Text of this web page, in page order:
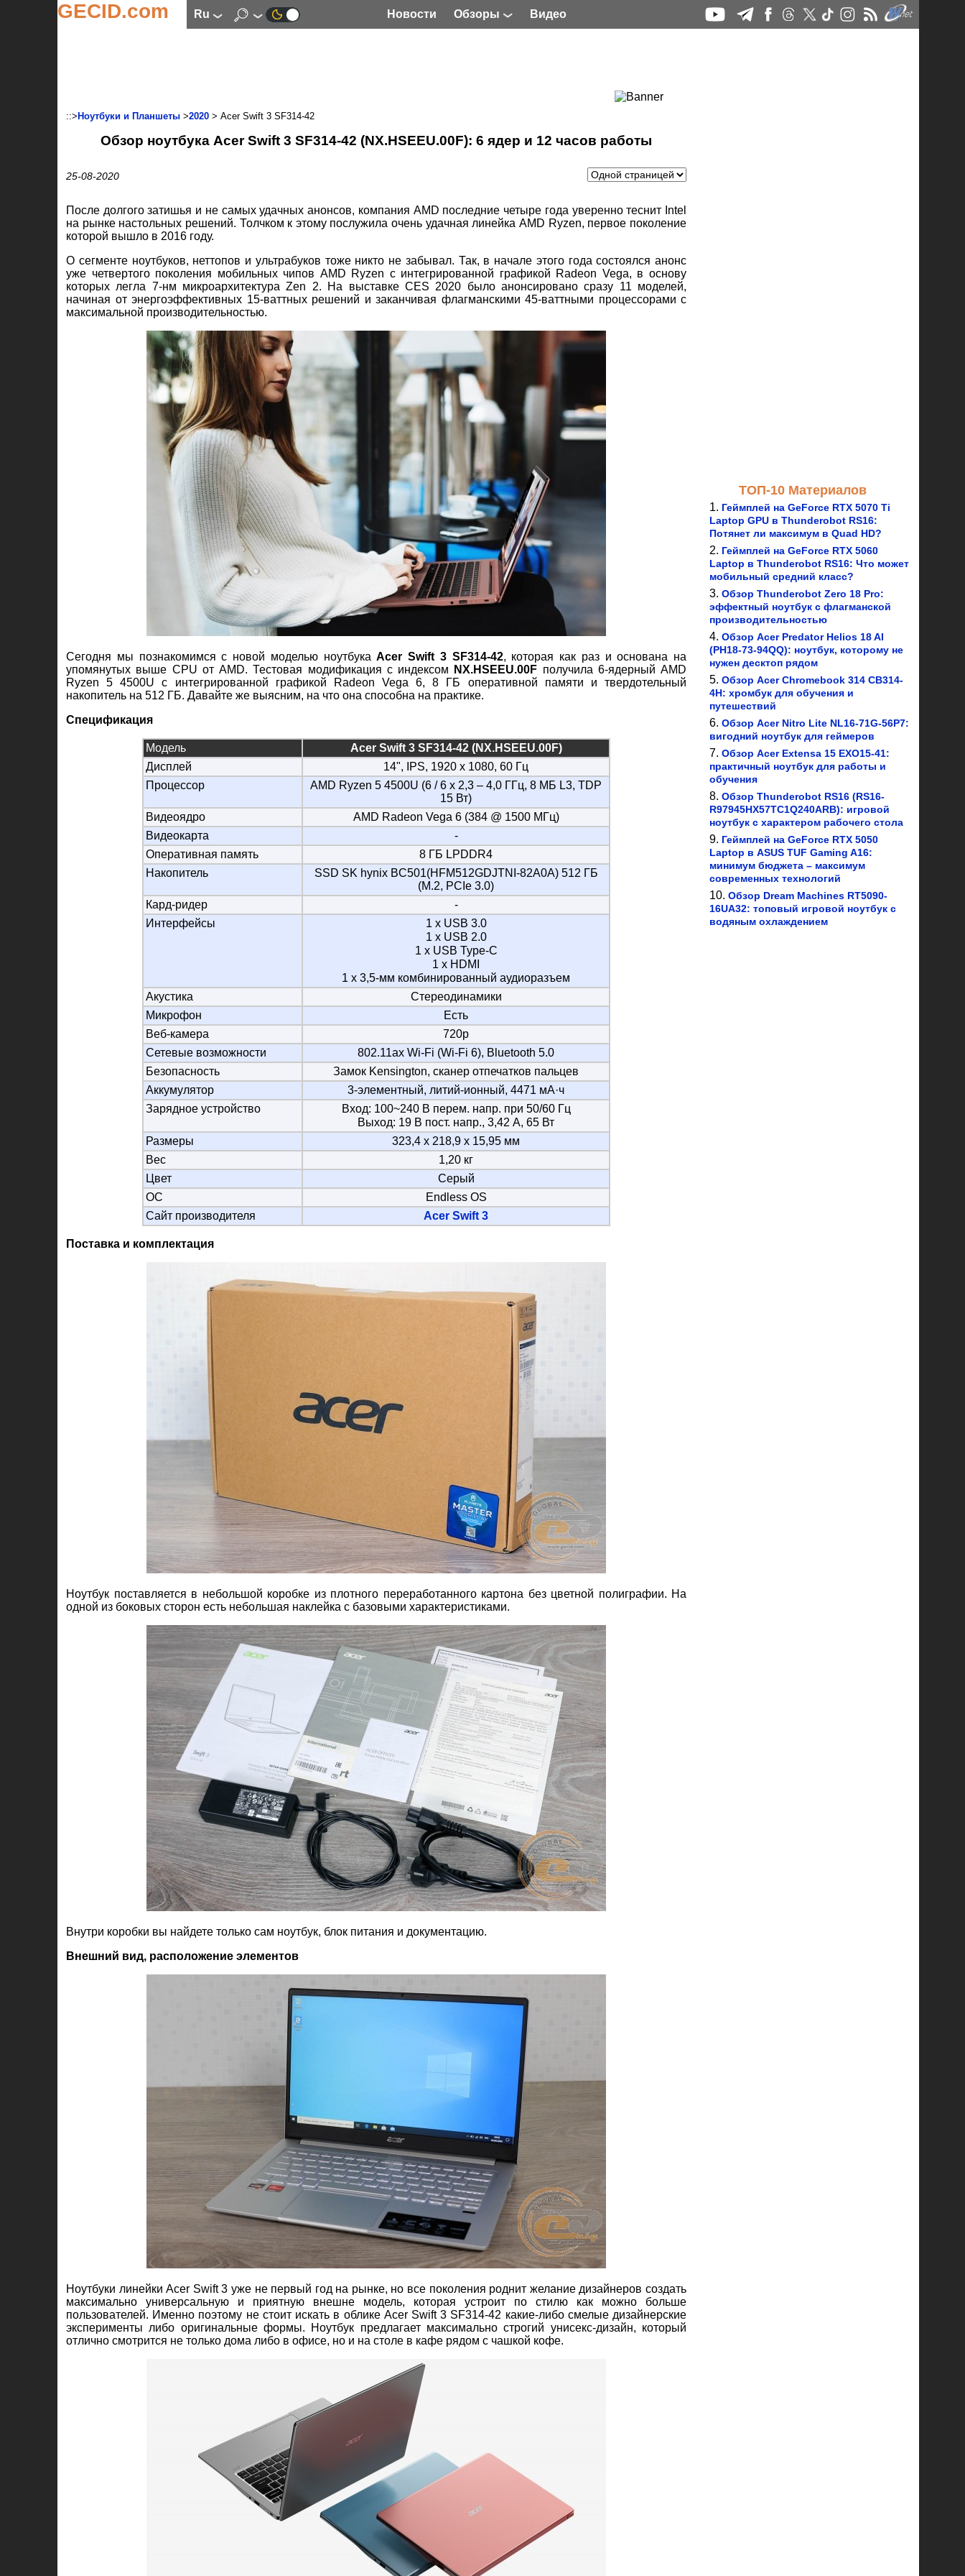
GECID.com ru Новости Обзоры Видео
::> Ноутбуки и Планшеты >2020 > Acer Swift 3 SF314-42
Обзор ноутбука Acer Swift 3 SF314-42 (NX.HSEEU.00F): 6 ядер и 12 часов работы
25-08-2020
После долгого затишья и не самых удачных анонсов, компания AMD последние четыре года уверенно теснит Intel
на рынке настольных решений. Толчком к этому послужила очень удачная линейка AMD Ryzen, первое поколение
которой вышло в 2016 году.
О сегменте ноутбуков, неттопов и ультрабуков тоже никто не забывал. Так, в начале этого года состоялся анонс
уже четвертого поколения мобильных чипов AMD Ryzen с интегрированной графикой Radeon Vega, в основу
которых легла 7-нм микроархитектура Zen 2. На выставке CES 2020 было анонсировано сразу 11 моделей,
начиная от энергоэффективных 15-ваттных решений и заканчивая флагманскими 45-ваттными процессорами с
максимальной производительностью.
Сегодня мы познакомимся с новой моделью ноутбукаAcer Swift 3 SF314-42, которая как раз и основана на
упомянутых выше CPU от AMD. Тестовая модификация с индексом
NX.HSEEU.00F получила 6-ядерный AMD
Ryzen 5 4500U с интегрированной графикой Radeon Vega 6, 8 ГБ оперативной памяти и твердотельный
накопитель на 512 ГБ. Давайте же выясним, на что она способна на практике.
Спецификация
Модель
Acer Swift 3 SF314-42 (NX.HSEEU.00F)
Дисплей
14", IPS, 1920 x 1080, 60 Гц
Процессор
AMD Ryzen 5 4500U (6 / 6 x 2,3 – 4,0 ГГц, 8 МБ L3, TDP
15 Вт)
Видеоядро
AMD Radeon Vega 6 (384 @ 1500 МГц)
Видеокарта
-
Оперативная память
8 ГБ LPDDR4
Накопитель
SSD SK hynix BC501(HFM512GDJTNI-82A0A) 512 ГБ
(M.2, PCIe 3.0)
Кард-ридер
-
Интерфейсы
1 x USB 3.0
1 x USB 2.0
1 x USB Type-C
1 x HDMI
1 x 3,5-мм комбинированный аудиоразъем
Акустика
Стереодинамики
Микрофон
Есть
Веб-камера
720p
Сетевые возможности
802.11ax Wi-Fi (Wi-Fi 6), Bluetooth 5.0
Безопасность
Замок Kensington, сканер отпечатков пальцев
Аккумулятор
3-элементный, литий-ионный, 4471 мА·ч
Зарядное устройство
Вход: 100~240 В перем. напр. при 50/60 Гц
Выход: 19 В пост. напр., 3,42 A, 65 Вт
Размеры
323,4 x 218,9 x 15,95 мм
Вес
1,20 кг
Цвет
Серый
ОС
Endless OS
Сайт производителя
Acer Swift 3
Поставка и комплектация
Ноутбук поставляется в небольшой коробке из плотного переработанного картона без цветной полиграфии. На
одной из боковых сторон есть небольшая наклейка с базовыми характеристиками.
Внутри коробки вы найдете только сам ноутбук, блок питания и документацию.
Внешний вид, расположение элементов
Ноутбуки линейки Acer Swift 3 уже не первый год на рынке, но все поколения роднит желание дизайнеров создать
максимально универсальную и приятную внешне модель, которая устроит по стилю как можно больше
пользователей. Именно поэтому не стоит искать в облике Acer Swift 3 SF314-42 какие-либо смелые дизайнерские
эксперименты либо оригинальные формы. Ноутбук предлагает максимально строгий унисекс-дизайн, который
отлично смотрится не только дома либо в офисе, но и на столе в кафе рядом с чашкой кофе.
ТОП-10 Материалов
Геймплей на GeForce RTX 5070 Ti
Laptop GPU в Thunderobot RS16:
Потянет ли максимум в Quad HD?
Геймплей на GeForce RTX 5060
Laptop в Thunderobot RS16: Что может
мобильный средний класс?
Обзор Thunderobot Zero 18 Pro:
эффектный ноутбук с флагманской
производительностью
Обзор Acer Predator Helios 18 AI
(PH18-73-94QQ): ноутбук, которому не
нужен десктоп рядом
Обзор Acer Chromebook 314 CB314-
4H: хромбук для обучения и
путешествий
Обзор Acer Nitro Lite NL16-71G-56P7:
вигодний ноутбук для геймеров
Обзор Acer Extensa 15 EXO15-41:
практичный ноутбук для работы и
обучения
Обзор Thunderobot RS16 (RS16-
R97945HX57TC1Q240ARB): игровой
ноутбук с характером рабочего стола
Геймплей на GeForce RTX 5050
Laptop в ASUS TUF Gaming A16:
минимум бюджета – максимум
современных технологий
Обзор Dream Machines RT5090-
16UA32: топовый игровой ноутбук с
водяным охлаждением